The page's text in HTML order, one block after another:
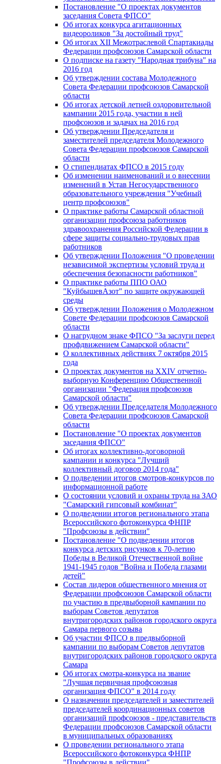
Постановление "О проектах документов
заседания Совета ФПСО"
Об итогах конкурса агитационных
видеороликов "За достойный труд"
Об итогах XII Межотраслевой Спартакиады
Федерации профсоюзов Самарской области
О подписке на газету "Народная трибуна" на
2016 год
Об утверждении состава Молодежного
Совета Федерации профсоюзов Самарской
области
Об итогах детской летней оздоровительной
кампании 2015 года, участии в ней
профсоюзов и задачах на 2016 год
Об утверждении Председателя и
заместителей председателя Молодежного
Совета Федерации профсоюзов Самарской
области
О стипендиатах ФПСО в 2015 году
Об изменении наименований и о внесении
изменений в Устав Негосударственного
образовательного учреждения "Учебный
центр профсоюзов"
О практике работы Самарской областной
организации профсоюза работников
здравоохранения Российской Федерации в
сфере защиты социально-трудовых прав
работников
Об утверждении Положения "О проведении
независимой экспертизы условий труда и
обеспечения безопасности работников"
О практике работы ППО ОАО
"КуйбышевАзот" по защите окружающей
среды
Об утверждении Положения о Молодежном
Совете Федерации профсоюзов Самарской
области
О нагрудном знаке ФПСО "За заслуги перед
профдвижением Самарской области"
О коллективных действиях 7 октября 2015
года
О проектах документов на XXIV отчетно-
выборную Конференцию Общественной
организации "Федерация профсоюзов
Самарской области"
Об утверждении Председателя Молодежного
Совета Федерации профсоюзов Самарской
области
Постановление "О проектах документов
заседания ФПСО"
Об итогах коллективно-договорной
кампании и конкурса "Лучший
коллективный договор 2014 года"
О подведении итогов смотров-конкурсов по
информационной работе
О состоянии условий и охраны труда на ЗАО
"Самарский гипсовый комбинат"
О подведении итогов регионального этапа
Всероссийского фотоконкурса ФНПР
"Профсоюзы в действии"
Постановление "О подведении итогов
конкурса детских рисунков к 70-летию
Победы в Великой Отечественной войне
1941-1945 годов "Война и Победа глазами
детей"
Состав лидеров общественного мнения от
Федерации профсоюзов Самарской области
по участию в предвыборной кампании по
выборам Советов депутатов
внутригородских районов городского округа
Самара первого созыва
Об участии ФПСО в предвыборной
кампании по выборам Советов депутатов
внутригородских районов городского округа
Самара
Об итогах смотра-конкурса на звание
"Лучшая первичная профсоюзная
организация ФПСО" в 2014 году
О назначении председателей и заместителей
председателей координационных советов
организаций профсоюзов - представительств
Федерации профсоюзов Самарской области
в муниципальных образованиях
О проведении регионального этапа
Всероссийского фотоконкурса ФНПР
"Профсоюзы в действии"